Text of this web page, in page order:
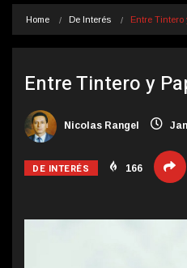
Home De Interés Entre Tintero
Entre Tintero y
Nicolas Rangel
DE INTERÉS 166